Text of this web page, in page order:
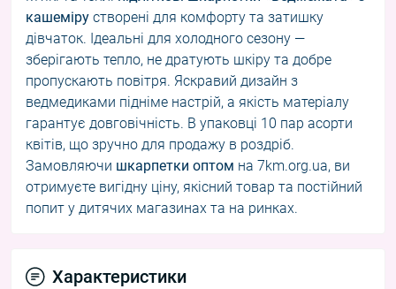
кашеміру створені для комфорту та затишку
дівчаток. Ідеальні для холодного сезону —
зберігають тепло, не дратують шкіру та добре
пропускають повітря. Яскравий дизайн з
ведмедиками підніме настрій, а якість матеріалу
гарантує довговічність. В упаковці 10 пар асорти
квітів, що зручно для продажу в роздріб.
Замовляючи шкарпетки оптом на 7km.org.ua, ви
отримуєте вигідну ціну, якісний товар та постійний
попит у дитячих магазинах та на ринках.
Характеристики